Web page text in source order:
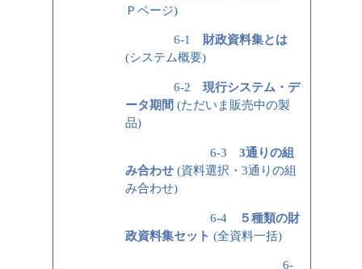
Ｐページ)
6-1 財政資料集とは
(システム概要)
6-2現行システム・デ
ータ期間 (ただいま販売中の製
品)
6-33通りの組
み合わせ (資料選択・3通りの組
み合わせ)
6-4
５種類の財
政資料集セット (全資料一括)
6-